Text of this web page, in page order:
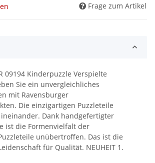
Frage zum Artikel
09194 Kinderpuzzle Verspielte
Sie ein unvergleichliches
mit Ravensburger
Die einzigartigen Puzzleteile
Dank handgefertigter
ist die Formenvielfalt der
unübertroffen. Das ist die
für Qualität. NEUHEIT 1.